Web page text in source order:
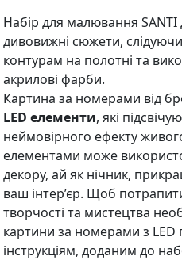
Набір для малювання
дивовижні сюжети,
контурам на полотні та
акрилові фарби.
Картина за номерами від
LED елементи, які
неймовірного ефекту
елементами може
декору, ай як нічник,
ваш інтер’єр. Щоб
творчості та мистецтва
картини за номерами з LED
інструкціям, доданим до